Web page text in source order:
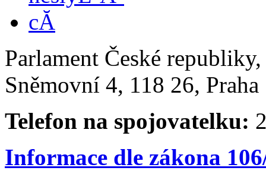
Parlament České
Sněmovní 4, 118 26,
Telefon na spojovatelku:
Informace dle zákona